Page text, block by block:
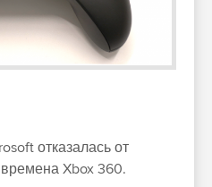
отказалась от
Xbox 360.